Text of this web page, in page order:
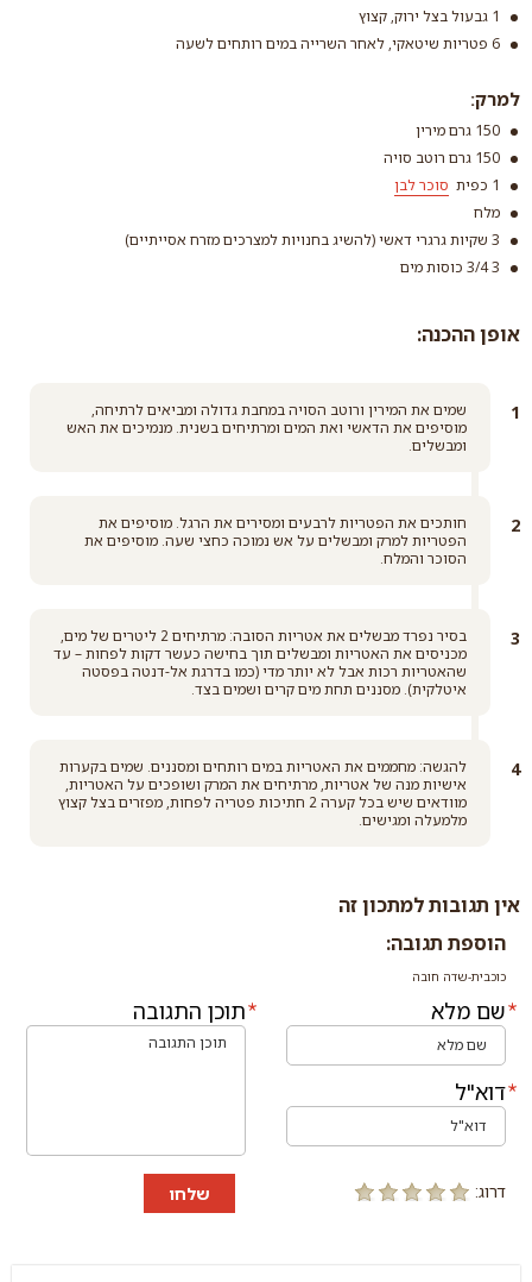
1 גבעול בצל ירוק, קצוץ
6 פטריות שיטאקי, לאחר השרייה במים רותחים לשעה
למרק:
150 גרם מירין
150 גרם רוטב סויה
1 כפית
סוכר לבן
מלח
3 שקיות גרגרי דאשי (להשיג בחנויות למצרכים מזרח אסייתיים)
3 3/4 כוסות מים
אופן ההכנה:
שמים את המירין ורוטב הסויה במחבת גדולה ומביאים לרתיחה,
מוסיפים את הדאשי ואת המים ומרתיחים בשנית. מנמיכים את האש
ומבשלים.
חותכים את הפטריות לרבעים ומסירים את הרגל. מוסיפים את
הפטריות למרק ומבשלים על אש נמוכה כחצי שעה. מוסיפים את
הסוכר והמלח.
בסיר נפרד מבשלים את אטריות הסובה: מרתיחים 2 ליטרים של מים,
מכניסים את האטריות ומבשלים תוך בחישה כעשר דקות לפחות – עד
שהאטריות רכות אבל לא יותר מדי (כמו בדרגת אל-דנטה בפסטה
איטלקית). מסננים תחת מים קרים ושמים בצד.
להגשה: מחממים את האטריות במים רותחים ומסננים. שמים בקערות
אישיות מנה של אטריות, מרתיחים את המרק ושופכים על האטריות,
מוודאים שיש בכל קערה 2 חתיכות פטריה לפחות, מפזרים בצל קצוץ
מלמעלה ומגישים.
אין תגובות למתכון זה
הוספת תגובה:
כוכבית-שדה חובה
שם מלא
דוא"ל
תוכן התגובה
דרוג: שלחו